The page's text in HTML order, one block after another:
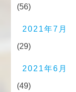
(56)
2021年7月
(29)
2021年6月
(49)